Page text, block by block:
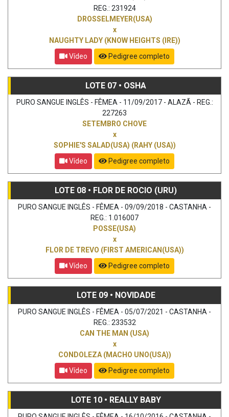
REG.: 231924
DROSSELMEYER(USA)
x
NAUGHTY LADY (KNOW HEIGHTS (IRE))
Vídeo
Pedigree completo
LOTE 07 • OSHA
PURO SANGUE INGLÊS - FÊMEA - 11/09/2017 - ALAZÃ - REG.:
227263
SETEMBRO CHOVE
x
SOPHIE'S SALAD(USA) (RAHY (USA))
Vídeo
Pedigree completo
LOTE 08 • FLOR DE ROCIO (URU)
PURO SANGUE INGLÊS - FÊMEA - 09/09/2018 - CASTANHA -
REG.: 1.016007
POSSE(USA)
x
FLOR DE TREVO (FIRST AMERICAN(USA))
Vídeo
Pedigree completo
LOTE 09 • NOVIDADE
PURO SANGUE INGLÊS - FÊMEA - 05/07/2021 - CASTANHA -
REG.: 233532
CAN THE MAN (USA)
x
CONDOLEZA (MACHO UNO(USA))
Vídeo
Pedigree completo
LOTE 10 • REALLY BABY